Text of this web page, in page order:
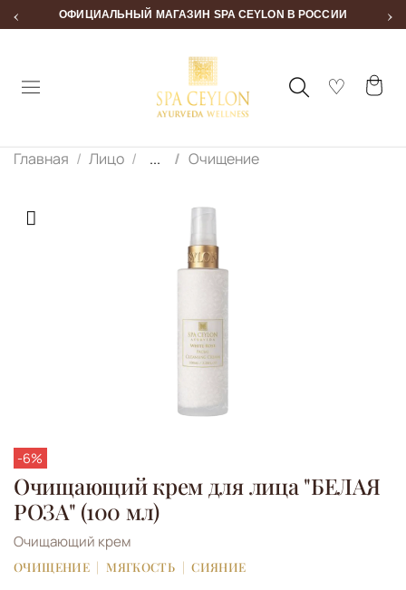
‹ ОФИЦИАЛЬНЫЙ МАГАЗИН SPA CEYLON В РОССИИ ›
Главная Лицо ... Очищение
-6%
Очищающий крем для лица "БЕЛАЯ
РОЗА" (100 мл)
Очищающий крем
ОЧИЩЕНИЕ МЯГКОСТЬ СИЯНИЕ